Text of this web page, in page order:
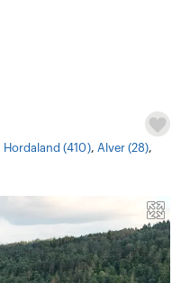
Hordaland (410), Alver (28),